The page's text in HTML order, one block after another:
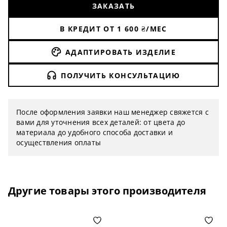
ЗАКАЗАТЬ
В КРЕДИТ ОТ 1 600 ₴/МЕС
АДАПТИРОВАТЬ ИЗДЕЛИЕ
ПОЛУЧИТЬ КОНСУЛЬТАЦИЮ
После оформления заявки наш менеджер свяжется с
вами для уточнения всех деталей: от цвета до
материала до удобного способа доставки и
осуществления оплаты
Другие товары этого производителя